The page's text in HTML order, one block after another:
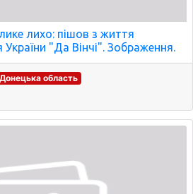
лихо: пішов з життя
"Да Вінчі". Зображення.
Донецька область